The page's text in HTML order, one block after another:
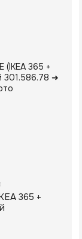
365 +